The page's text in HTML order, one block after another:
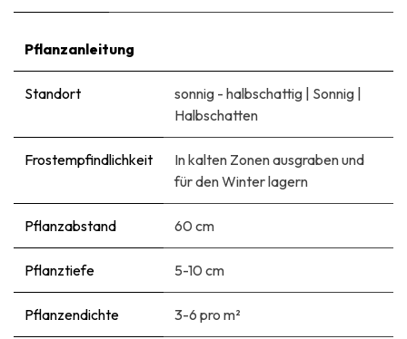
Pflanzanleitung
Standort sonnig - halbschattig | Sonnig |
Halbschatten
Frostempfindlichkeit
In kalten Zonen ausgraben und
für den Winter lagern
Pflanzabstand 60 cm
Pflanztiefe 5-10 cm
Pflanzendichte 3-6 pro m²